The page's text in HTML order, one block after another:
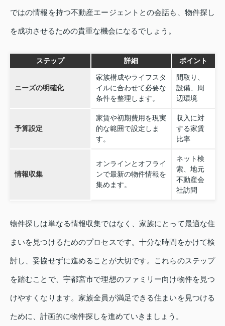
ではの情報を持つ不動産エージェントとの会話も、物件探し
を成功させるための貴重な機会になるでしょう。
ステップ 詳細 ポイント
ニーズの明確化
家族構成やライフスタ
イルに合わせて必要な
条件を整理します。
間取り、
設備、周
辺環境
予算設定
家賃や初期費用を現実
的な範囲で設定しま
す。
収入に対
する家賃
比率
情報収集
オンラインとオフライ
ンで最新の物件情報を
集めます。
ネット検
索、地元
不動産会
社訪問
物件探しは単なる情報収集ではなく、家族にとって最適な住
まいを見つけるためのプロセスです。十分な時間をかけて検
討し、妥協せずに進めることが大切です。これらのステップ
を踏むことで、宇都宮市で理想のファミリー向け物件を見つ
けやすくなります。家族全員が満足できる住まいを見つける
ために、計画的に物件探しを進めていきましょう。